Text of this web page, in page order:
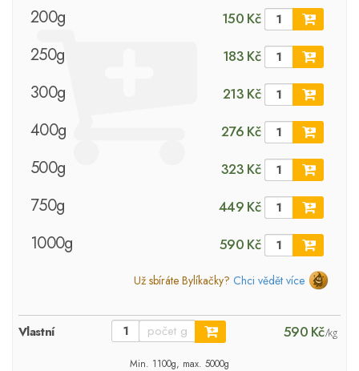
200g 150 Kč
250g 183 Kč
300g 213 Kč
400g 276 Kč
500g 323 Kč
750g 449 Kč
1000g 590 Kč
Už sbíráte Bylíkačky? Chci vědět více
Vlastní 590 Kč/kg
Min. 1100g, max. 5000g